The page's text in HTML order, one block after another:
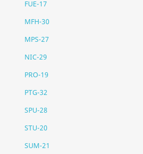
FUE-17
MFH-30
MPS-27
NIC-29
PRO-19
PTG-32
SPU-28
STU-20
SUM-21